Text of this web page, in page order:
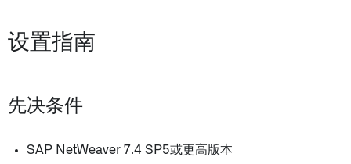
设置指南
先决条件
SAP NetWeaver 7.4 SP5或更高版本